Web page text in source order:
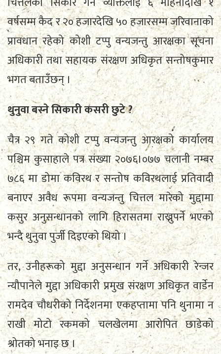
वर्षसम्म कैद र २० हजारदेखि ५० हजारसम्म जरिवानाको
प्रावधान रहेको कोशी टप्पु वन्यजन्तु आरक्षका सूचना
अधिकारी तथा सहायक संरक्षण अधिकृत सन्तोषकुमार
भगत बताउँछन् ।
थुनुवा बस्ने सिकारी कसरी छुटे ?
चैत्र २९ गते कोशी टप्पु वन्यजन्तु आरक्षको कार्यालय
पश्चिम कुसाहाले पत्र संख्या २०७६।०७७ चलानी नम्बर
७८६ मा डोमा कविरथ र सन्तोष कविरथलाई प्रतिवादी
बनाएर अवैध रूपमा वन्यजन्तु चित्तल मारेको मुद्दामा
कसुर अनुसन्धानको लागि हिरासतमा राख्नुपर्ने भएको
भन्दै थुनुवा पुर्जी दिइएको थियो ।
तर, उनीहरूको मुद्दा अनुसन्धान गर्ने अधिकारी रेन्जर
न्यौपानेले मुद्दा अधिकारी प्रमुख संरक्षण अधिकृत वार्डेन
रामदेव चौधरीको निर्देशनमा एकहप्तामा पनि थुनामा न
राखी मोटो रकमको चलखेलमा आरोपित छाडेको
श्रोतको भनाइ छ ।